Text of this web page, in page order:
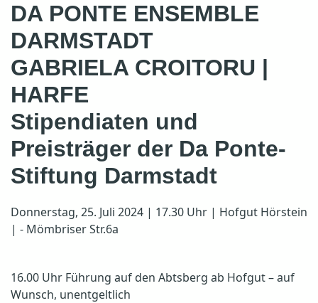
DA PONTE ENSEMBLE
DARMSTADT
GABRIELA CROITORU |
HARFE
Stipendiaten und
Preisträger der Da Ponte-
Stiftung Darmstadt
Donnerstag, 25. Juli 2024 | 17.30 Uhr | Hofgut Hörstein
| - Mömbriser Str.6a
16.00 Uhr Führung auf den Abtsberg ab Hofgut – auf
Wunsch, unentgeltlich